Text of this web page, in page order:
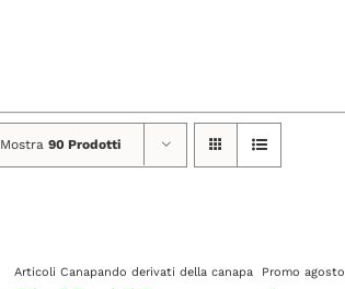
Mostra 90 Prodotti
Articoli Canapandoderivati della canapa Promo agosto